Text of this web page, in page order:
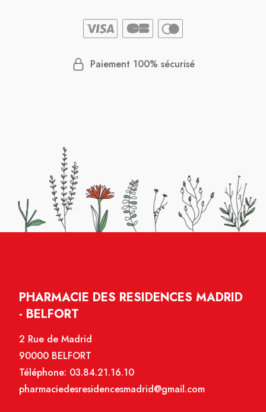
Paiement 100% sécurisé
PHARMACIE DES RESIDENCES MADRID
- BELFORT
2 Rue de Madrid
90000 BELFORT
Téléphone: 03.84.21.16.10
pharmaciedesresidencesmadrid@gmail.com